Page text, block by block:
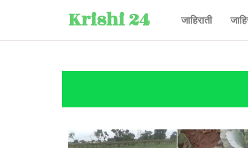
Krishi 24 जाहिराती